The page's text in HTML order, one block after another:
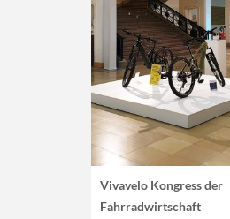
Vivavelo Kongress der
Fahrradwirtschaft